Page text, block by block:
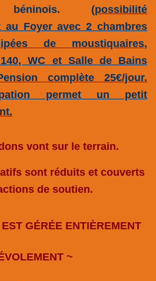
béninois. (possibilité
au Foyer avec 2 chambres
de moustiquaires,
WC et Salle de Bains
complète 25€/jour.
permet un petit
vont sur le terrain.
sont réduits et couverts
de soutien.
GÉRÉE ENTIÈREMENT
~